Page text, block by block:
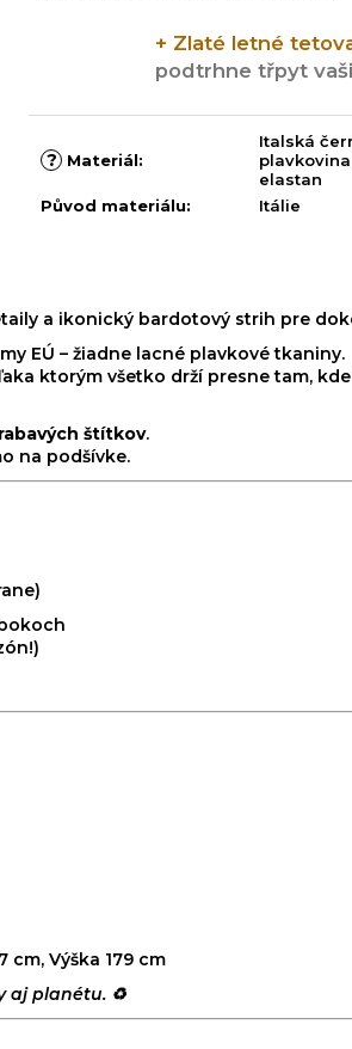
+ Zlaté letné
podtrhne třpyt
? Materiál:
Italská
plavkovina
elastan
Původ materiálu: Itálie
a ikonický bardotový strih pre
EÚ – žiadne lacné plavkové tkaniny.
ktorým všetko drží presne tam,
štítkov.
na podšívke.
cm, Výška 179 cm
aj planétu. ♻️